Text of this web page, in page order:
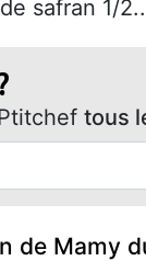
safran 1/
tous
de Mamy